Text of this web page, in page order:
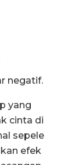
negatif.
yang
cinta di
sepele
efek